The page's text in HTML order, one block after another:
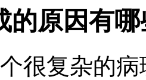
的原因有哪
很复杂的